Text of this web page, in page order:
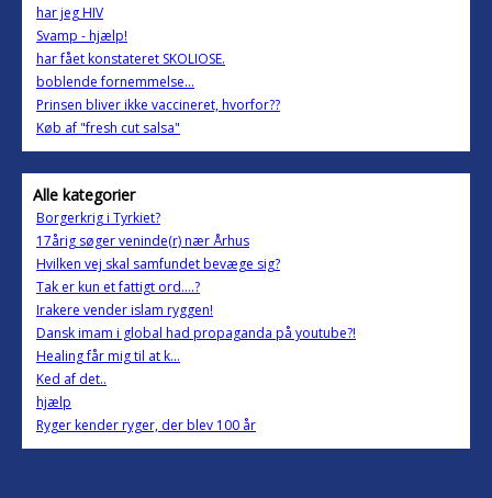
har jeg HIV
Svamp - hjælp!
har fået konstateret SKOLIOSE.
boblende fornemmelse...
Prinsen bliver ikke vaccineret, hvorfor??
Køb af "fresh cut salsa"
Alle kategorier
Borgerkrig i Tyrkiet?
17årig søger veninde(r) nær Århus
Hvilken vej skal samfundet bevæge sig?
Tak er kun et fattigt ord....?
Irakere vender islam ryggen!
Dansk imam i global had propaganda på youtube?!
Healing får mig til at k...
Ked af det..
hjælp
Ryger kender ryger, der blev 100 år